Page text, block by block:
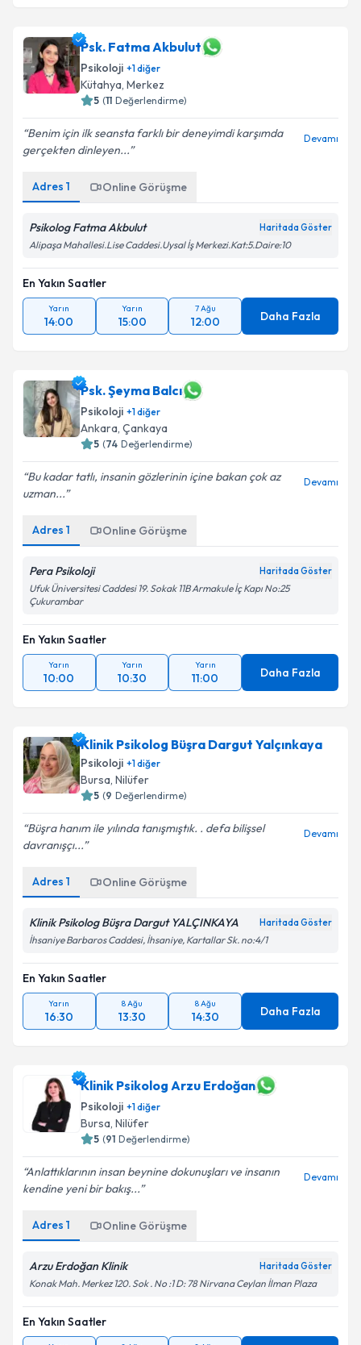
Psk. Fatma Akbulut
Psikoloji +1diğer
Kütahya, Merkez
5 (11 Değerlendirme)
Benim için ilk seansta farklı bir deneyimdi karşımda
gerçekten dinleyen...
Devamı
Adres 1 Online Görüşme
Psikolog Fatma Akbulut Haritada Göster
Alipaşa Mahallesi.Lise Caddesi.Uysal İş Merkezi.Kat:5.Daire:10
En Yakın Saatler
Yarın
14:00
Yarın
15:00
7 Ağu
12:00 Daha Fazla
Psk. Şeyma Balcı
Psikoloji +1diğer
Ankara, Çankaya
5 (74 Değerlendirme)
Bu kadar tatlı, insanin gözlerinin içine bakan çok az
uzman...
Devamı
Adres 1 Online Görüşme
Pera Psikoloji Haritada Göster
Ufuk Üniversitesi Caddesi 19. Sokak 11B Armakule İç Kapı No:25
Çukurambar
En Yakın Saatler
Yarın
10:00
Yarın
10:30
Yarın
11:00 Daha Fazla
Klinik Psikolog Büşra Dargut Yalçınkaya
Psikoloji +1diğer
Bursa, Nilüfer
5 (9 Değerlendirme)
Büşra hanım ile yılında tanışmıştık. . defa bilişsel
davranışçı...
Devamı
Adres 1 Online Görüşme
Klinik Psikolog Büşra Dargut YALÇINKAYA Haritada Göster
İhsaniye Barbaros Caddesi, İhsaniye, Kartallar Sk. no:4/1
En Yakın Saatler
Yarın
16:30
8 Ağu
13:30
8 Ağu
14:30 Daha Fazla
Klinik Psikolog Arzu Erdoğan
Psikoloji +1diğer
Bursa, Nilüfer
5 (91 Değerlendirme)
Anlattıklarının insan beynine dokunuşları ve insanın
kendine yeni bir bakış...
Devamı
Adres 1 Online Görüşme
Arzu Erdoğan Klinik Haritada Göster
Konak Mah. Merkez 120. Sok . No :1 D: 78 Nirvana Ceylan İlman Plaza
En Yakın Saatler